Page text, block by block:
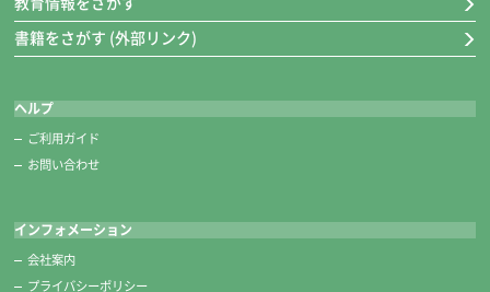
教育情報をさがす
書籍をさがす (外部リンク)
ヘルプ
ご利用ガイド
お問い合わせ
インフォメーション
会社案内
プライバシーポリシー